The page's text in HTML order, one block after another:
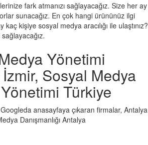
fark atmanızı sağlayacağız. Size her ay
sunacağız. En çok hangi ürününüz ilgi
kişiye sosyal medya aracılığı ile ulaştınız?
Yönetimi
Sosyal Medya
Türkiye
anasayfaya çıkaran firmalar, Antalya
Danışmanlığı Antalya